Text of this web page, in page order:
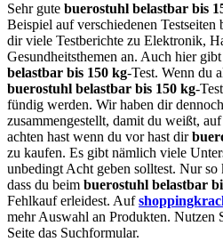
Sehr gute buerostuhl belastbar bis
Beispiel auf verschiedenen
dir viele Testberichte zu Elektronik,
Gesundheitsthemen an. Auch hier gibt
belastbar bis 150 kg-Test. Wenn du
buerostuhl belastbar bis 150 kg-
fündig werden. Wir haben dir
zusammengestellt, damit du weißt,
achten hast wenn du vor hast dir
zu kaufen. Es gibt nämlich viele
unbedingt Acht geben solltest. Nur
dass du beim buerostuhl belastbar
Fehlkauf erleidest. Auf
mehr Auswahl an Produkten. Nutzen
Seite das Suchformular.